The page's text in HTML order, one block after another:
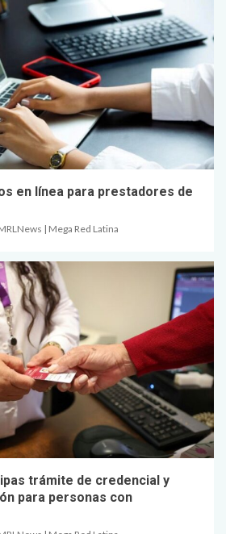
en línea para prestadores de
| Mega Red Latina
trámite de credencial y
para personas con